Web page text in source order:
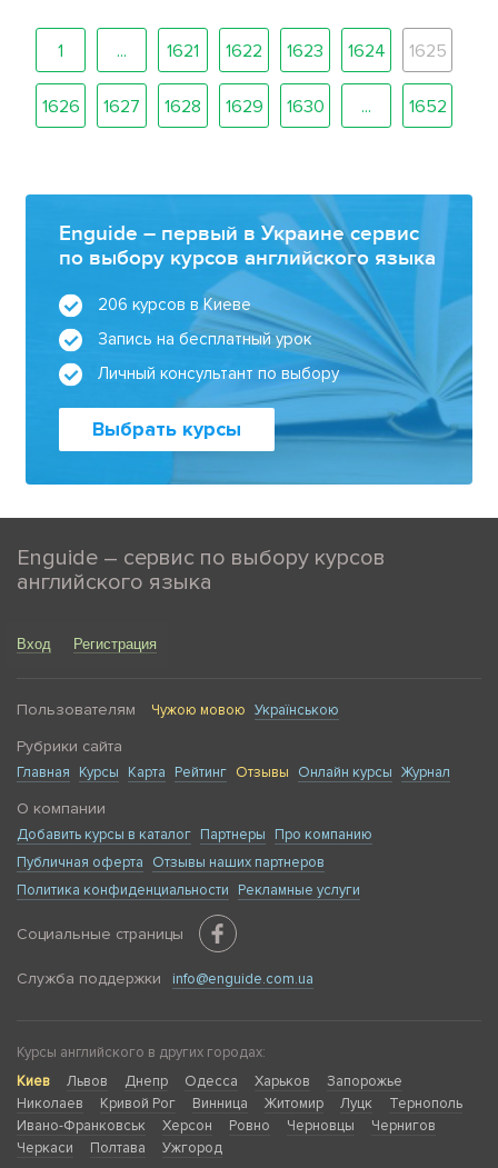
1 ... 1621 1622 1623 1624 1625
1626 1627 1628 1629 1630 ... 1652
Enguide – первый в Украине сервис
по выбору курсов английского языка
206 курсов в Киеве
Запись на бесплатный урок
Личный консультант по выбору
Выбрать курсы
Enguide – сервис по выбору курсов
английского языка
Вход Регистрация
Пользователям Чужою мовою Українською
Рубрики сайта
Главная Курсы Карта Рейтинг Отзывы Онлайн курсы Журнал
О компании
Добавить курсы в каталог Партнеры
Про компанию
Публичная оферта
Отзывы наших партнеров
Политика конфиденциальности
Рекламные услуги
Социальные страницы
Служба поддержки info@enguide.com.ua
Курсы английского в других городах:
Киев
Львов Днепр Одесса Харьков
Запорожье
Николаев
Кривой Рог Винница Житомир Луцк
Тернополь
Ивано-Франковськ
Херсон Ровно Черновцы
Чернигов
Черкаси
Полтава Ужгород